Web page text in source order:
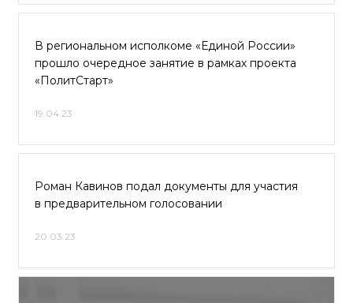
В региональном исполкоме «Единой России»
прошло очередное занятие в рамках проекта
«ПолитСтарт»
19.04.23
Роман Кавинов подал документы для участия
в предварительном голосовании
20.03.23